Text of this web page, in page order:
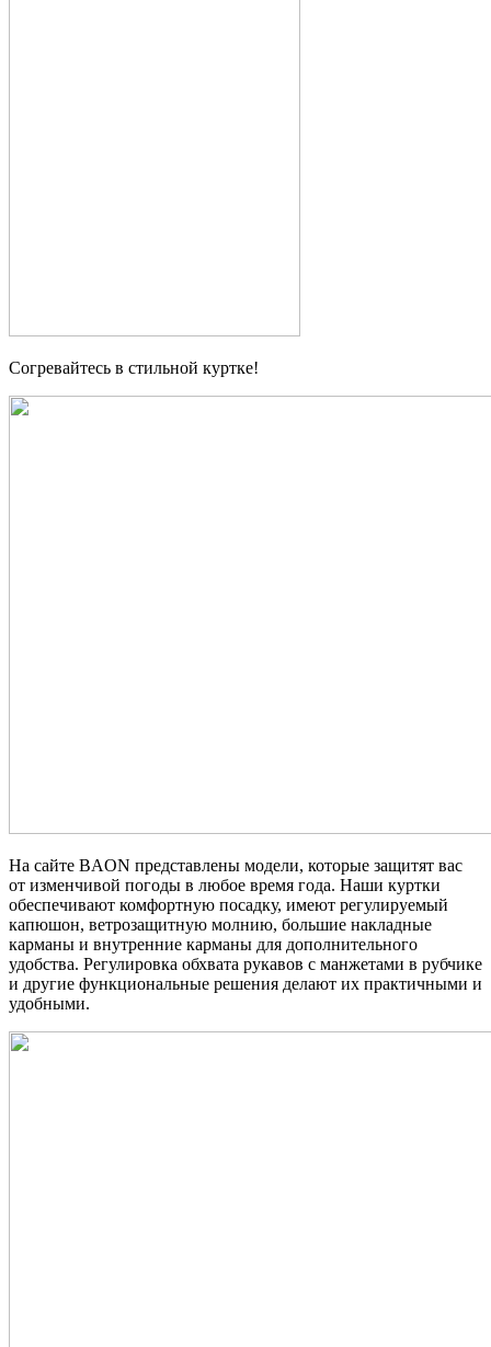
Согревайтесь в стильной куртке!
На сайте BAON представлены модели, которые защитят вас
от изменчивой погоды в любое время года. Наши куртки
обеспечивают комфортную посадку, имеют регулируемый
капюшон, ветрозащитную молнию, большие накладные
карманы и внутренние карманы для дополнительного
удобства. Регулировка обхвата рукавов с манжетами в рубчике
и другие функциональные решения делают их практичными и
удобными.